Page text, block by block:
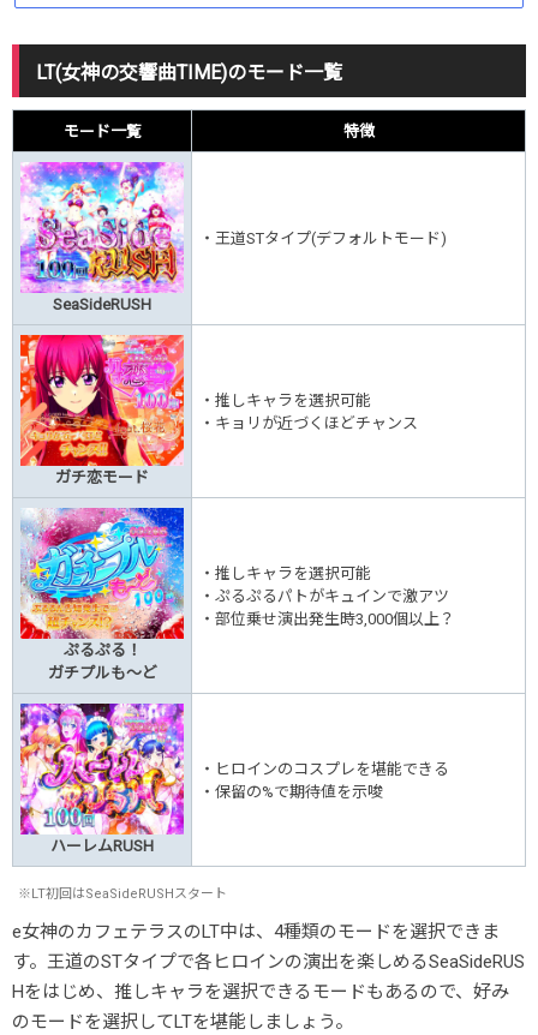
LT(女神の交響曲TIME)のモード一覧
モード一覧 特徴
SeaSideRUSH
・王道STタイプ(デフォルトモード)
ガチ恋モード
・推しキャラを選択可能
・キョリが近づくほどチャンス
ぷるぷる！
ガチプルも～ど
・推しキャラを選択可能
・ぷるぷるパトがキュインで激アツ
・部位乗せ演出発生時3,000個以上？
ハーレムRUSH
・ヒロインのコスプレを堪能できる
・保留の%で期待値を示唆
※LT初回はSeaSideRUSHスタート
e女神のカフェテラスのLT中は、4種類のモードを選択できま
す。王道のSTタイプで各ヒロインの演出を楽しめるSeaSideRUS
Hをはじめ、推しキャラを選択できるモードもあるので、好み
のモードを選択してLTを堪能しましょう。